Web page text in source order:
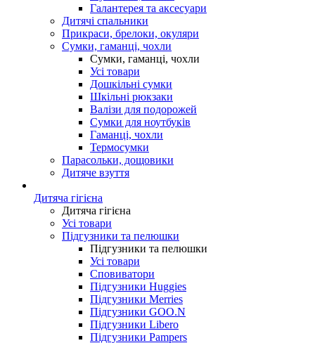
Галантерея та аксесуари
Дитячі спальники
Прикраси, брелоки, окуляри
Сумки, гаманці, чохли
Сумки, гаманці, чохли
Усі товари
Дошкільні сумки
Шкільні рюкзаки
Валізи для подорожей
Сумки для ноутбуків
Гаманці, чохли
Термосумки
Парасольки, дощовики
Дитяче взуття
Дитяча гігієна
Дитяча гігієна
Усі товари
Підгузники та пелюшки
Підгузники та пелюшки
Усі товари
Сповиватори
Підгузники Huggies
Підгузники Merries
Підгузники GOO.N
Підгузники Libero
Підгузники Pampers